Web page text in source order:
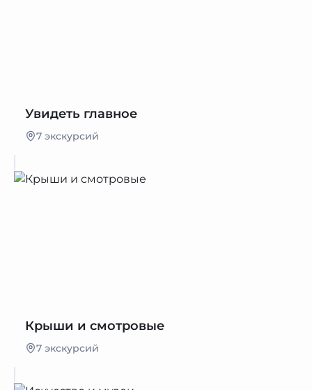
Увидеть главное
7 экскурсий
Крыши и смотровые
7 экскурсий